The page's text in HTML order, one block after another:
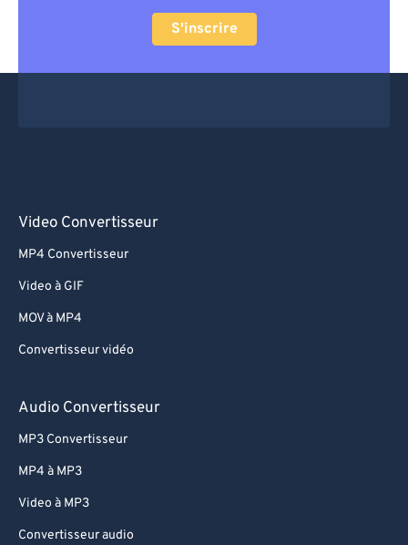
S'inscrire
Video Convertisseur
MP4 Convertisseur
Video à GIF
MOV à MP4
Convertisseur vidéo
Audio Convertisseur
MP3 Convertisseur
MP4 à MP3
Video à MP3
Convertisseur audio